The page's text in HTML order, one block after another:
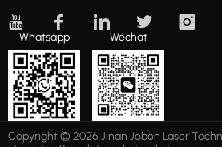
Whatsapp Wechat
Copyright © 2026 Jinan Jobon Laser